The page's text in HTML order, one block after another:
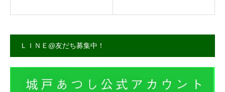
ＬＩＮＥ@友だち募集中！